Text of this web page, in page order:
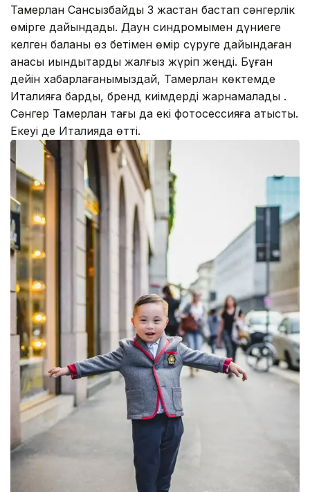
Тамерлан Сансызбайды 3 жастан бастап сәнгерлік
өмірге дайындады. Даун синдромымен дүниеге
келген баланы өз бетімен өмір сүруге дайындаған
анасы қиындықтарды жалғыз жүріп жеңді. Бұған
дейін хабарлағанымыздай, Тамерлан көктемде
Италияға барды, бренд киімдерді жарнамалады .
Сәнгер Тамерлан тағы да екі фотосессияға қатысты.
Екеуі де Италияда өтті.